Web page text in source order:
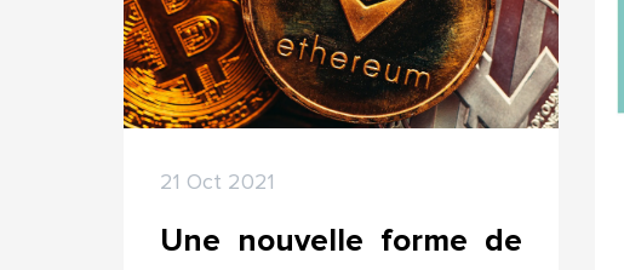
21 Oct 2021
Une nouvelle forme de